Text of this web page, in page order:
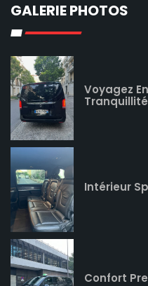
GALERIE PHOTOS
Voyagez
Tranquillité
Intérieur
Confort